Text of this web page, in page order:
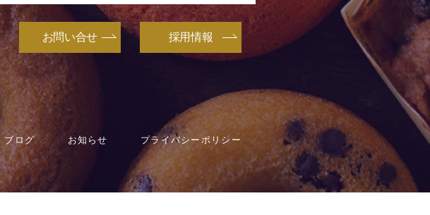
お問い合せ 採用情報
ブログ お知らせ プライバシーポリシー